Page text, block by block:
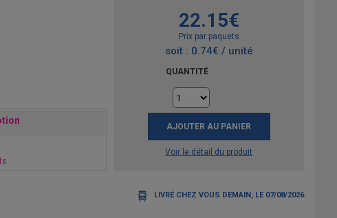
22.15€
Prix par paquets
soit : 0.74€ / unité
QUANTITÉ
AJOUTER AU PANIER
Voir le détail du produit
LIVRÉ CHEZ VOUS DEMAIN, LE 07/08/2026